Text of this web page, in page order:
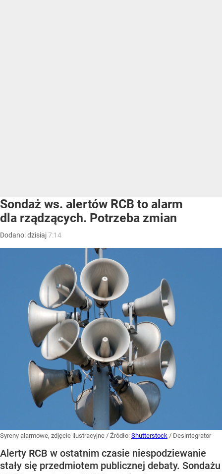
Sondaż ws. alertów RCB to alarm
dla rządzących. Potrzeba zmian
Dodano:dzisiaj7:14
Syreny alarmowe, zdjęcie ilustracyjne / Źródło: Shutterstock / Desintegrator
Alerty RCB w ostatnim czasie niespodziewanie
stały się przedmiotem publicznej debaty. Sondażu